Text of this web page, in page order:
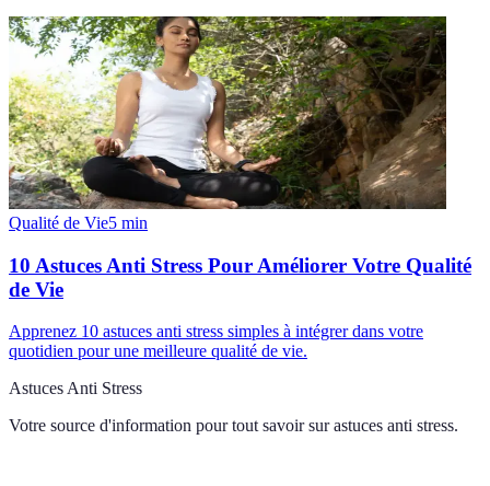
Qualité de Vie5 min
10 Astuces Anti Stress Pour Améliorer Votre Qualité
de Vie
Apprenez 10 astuces anti stress simples à intégrer dans votre
quotidien pour une meilleure qualité de vie.
Astuces Anti Stress
Votre source d'information pour tout savoir sur astuces anti stress.